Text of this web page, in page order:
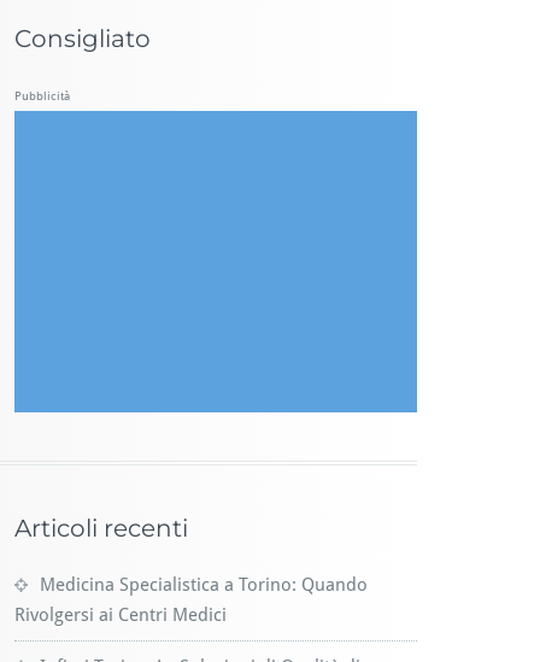
Consigliato
Pubblicità
Articoli recenti
Medicina Specialistica a Torino: Quando
Rivolgersi ai Centri Medici